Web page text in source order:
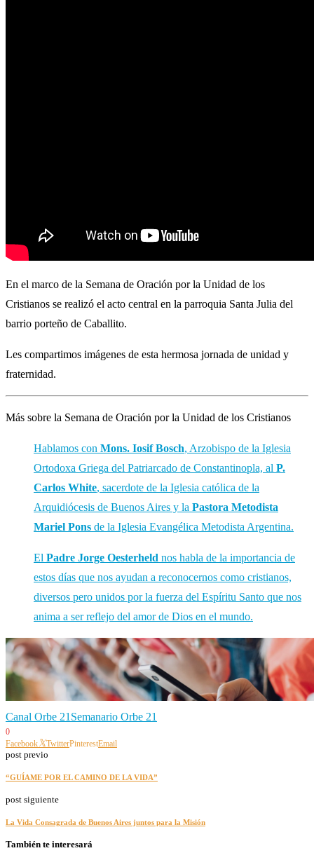
En el marco de la Semana de Oración por la Unidad de los
Cristianos se realizó el acto central en la parroquia Santa Julia del
barrio porteño de Caballito.
Les compartimos imágenes de esta hermosa jornada de unidad y
fraternidad.
Más sobre la Semana de Oración por la Unidad de los Cristianos
Hablamos con Mons. Iosif Bosch, Arzobispo de la Iglesia
Ortodoxa Griega del Patriarcado de Constantinopla, al P.
Carlos White, sacerdote de la Iglesia católica de la
Arquidiócesis de Buenos Aires y la Pastora Metodista
Mariel Pons de la Iglesia Evangélica Metodista Argentina.
El Padre Jorge Oesterheld nos habla de la importancia de
estos días que nos ayudan a reconocernos como cristianos,
diversos pero unidos por la fuerza del Espíritu Santo que nos
anima a ser reflejo del amor de Dios en el mundo.
Canal Orbe 21 Semanario Orbe 21
0
Facebook
TwitterPinterestEmail
post previo
“GUÍAME POR EL CAMINO DE LA VIDA”
post siguiente
La Vida Consagrada de Buenos Aires juntos para la Misión
También te interesará